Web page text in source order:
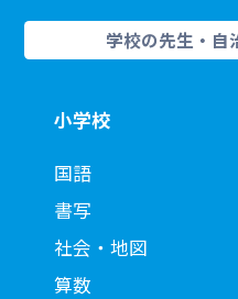
学校の先生・自
小学校
国語
書写
社会・地図
算数